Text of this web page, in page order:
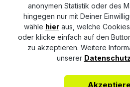
anonymen Statistik oder des
hingegen nur mit Deiner
wähle hieraus, welche
oder klicke einfach auf den
zu akzeptieren. Weitere
unserer